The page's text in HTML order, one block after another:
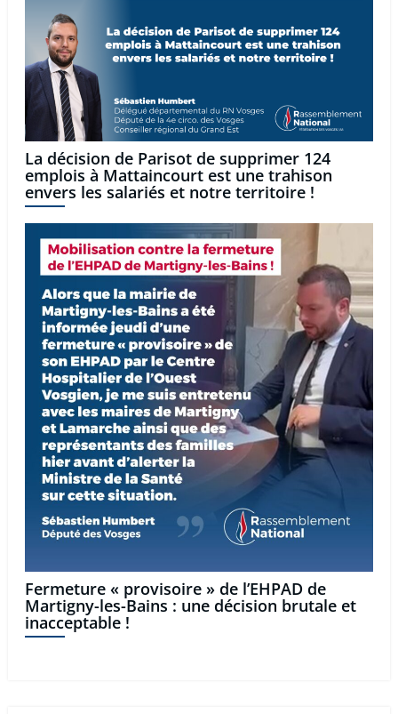
La décision de Parisot de supprimer 124
emplois à Mattaincourt est une trahison
envers les salariés et notre territoire !
Fermeture « provisoire » de l’EHPAD de
Martigny-les-Bains : une décision brutale et
inacceptable !